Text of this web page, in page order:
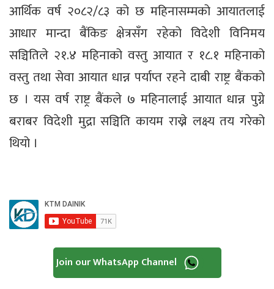
आर्थिक वर्ष २०८२/८३ को छ महिनासम्मको आयातलाई
आधार मान्दा बैंकिङ क्षेत्रसँग रहेको विदेशी विनिमय
सञ्चितिले २१.४ महिनाको वस्तु आयात र १८.१ महिनाको
वस्तु तथा सेवा आयात धान्न पर्याप्त रहने दाबी राष्ट्र बैंकको
छ । यस वर्ष राष्ट्र बैंकले ७ महिनालाई आयात धान्न पुग्ने
बराबर विदेशी मुद्रा सञ्चिति कायम राख्ने लक्ष्य तय गरेको
थियो ।
Join our WhatsApp Channel